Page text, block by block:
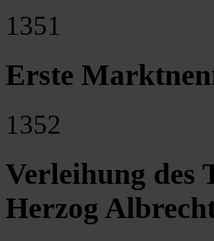
1351
Erste
1352
Verleihung des
Herzog